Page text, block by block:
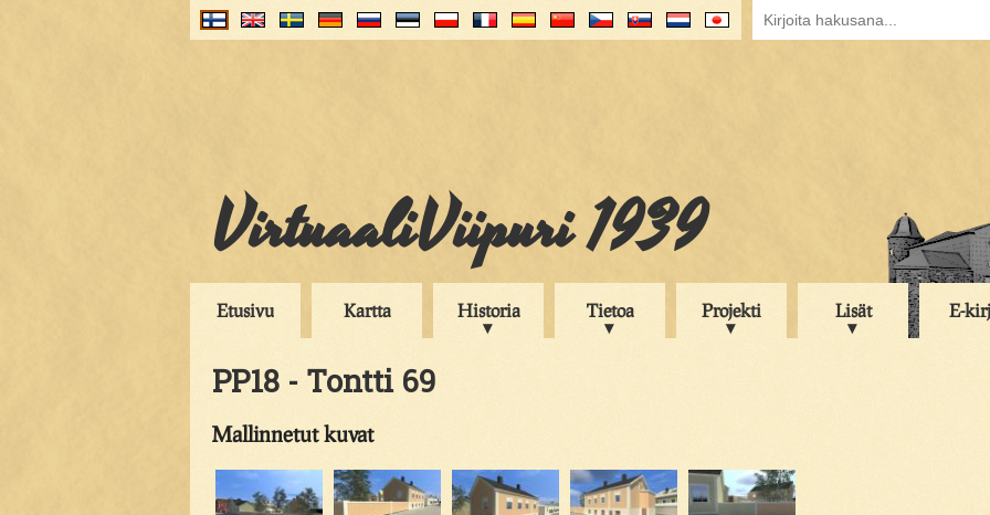
VirtuaaliViipuri 1939
Etusivu Kartta Historia Tietoa Projekti Lisät E-
PP18 - Tontti 69
Mallinnetut kuvat